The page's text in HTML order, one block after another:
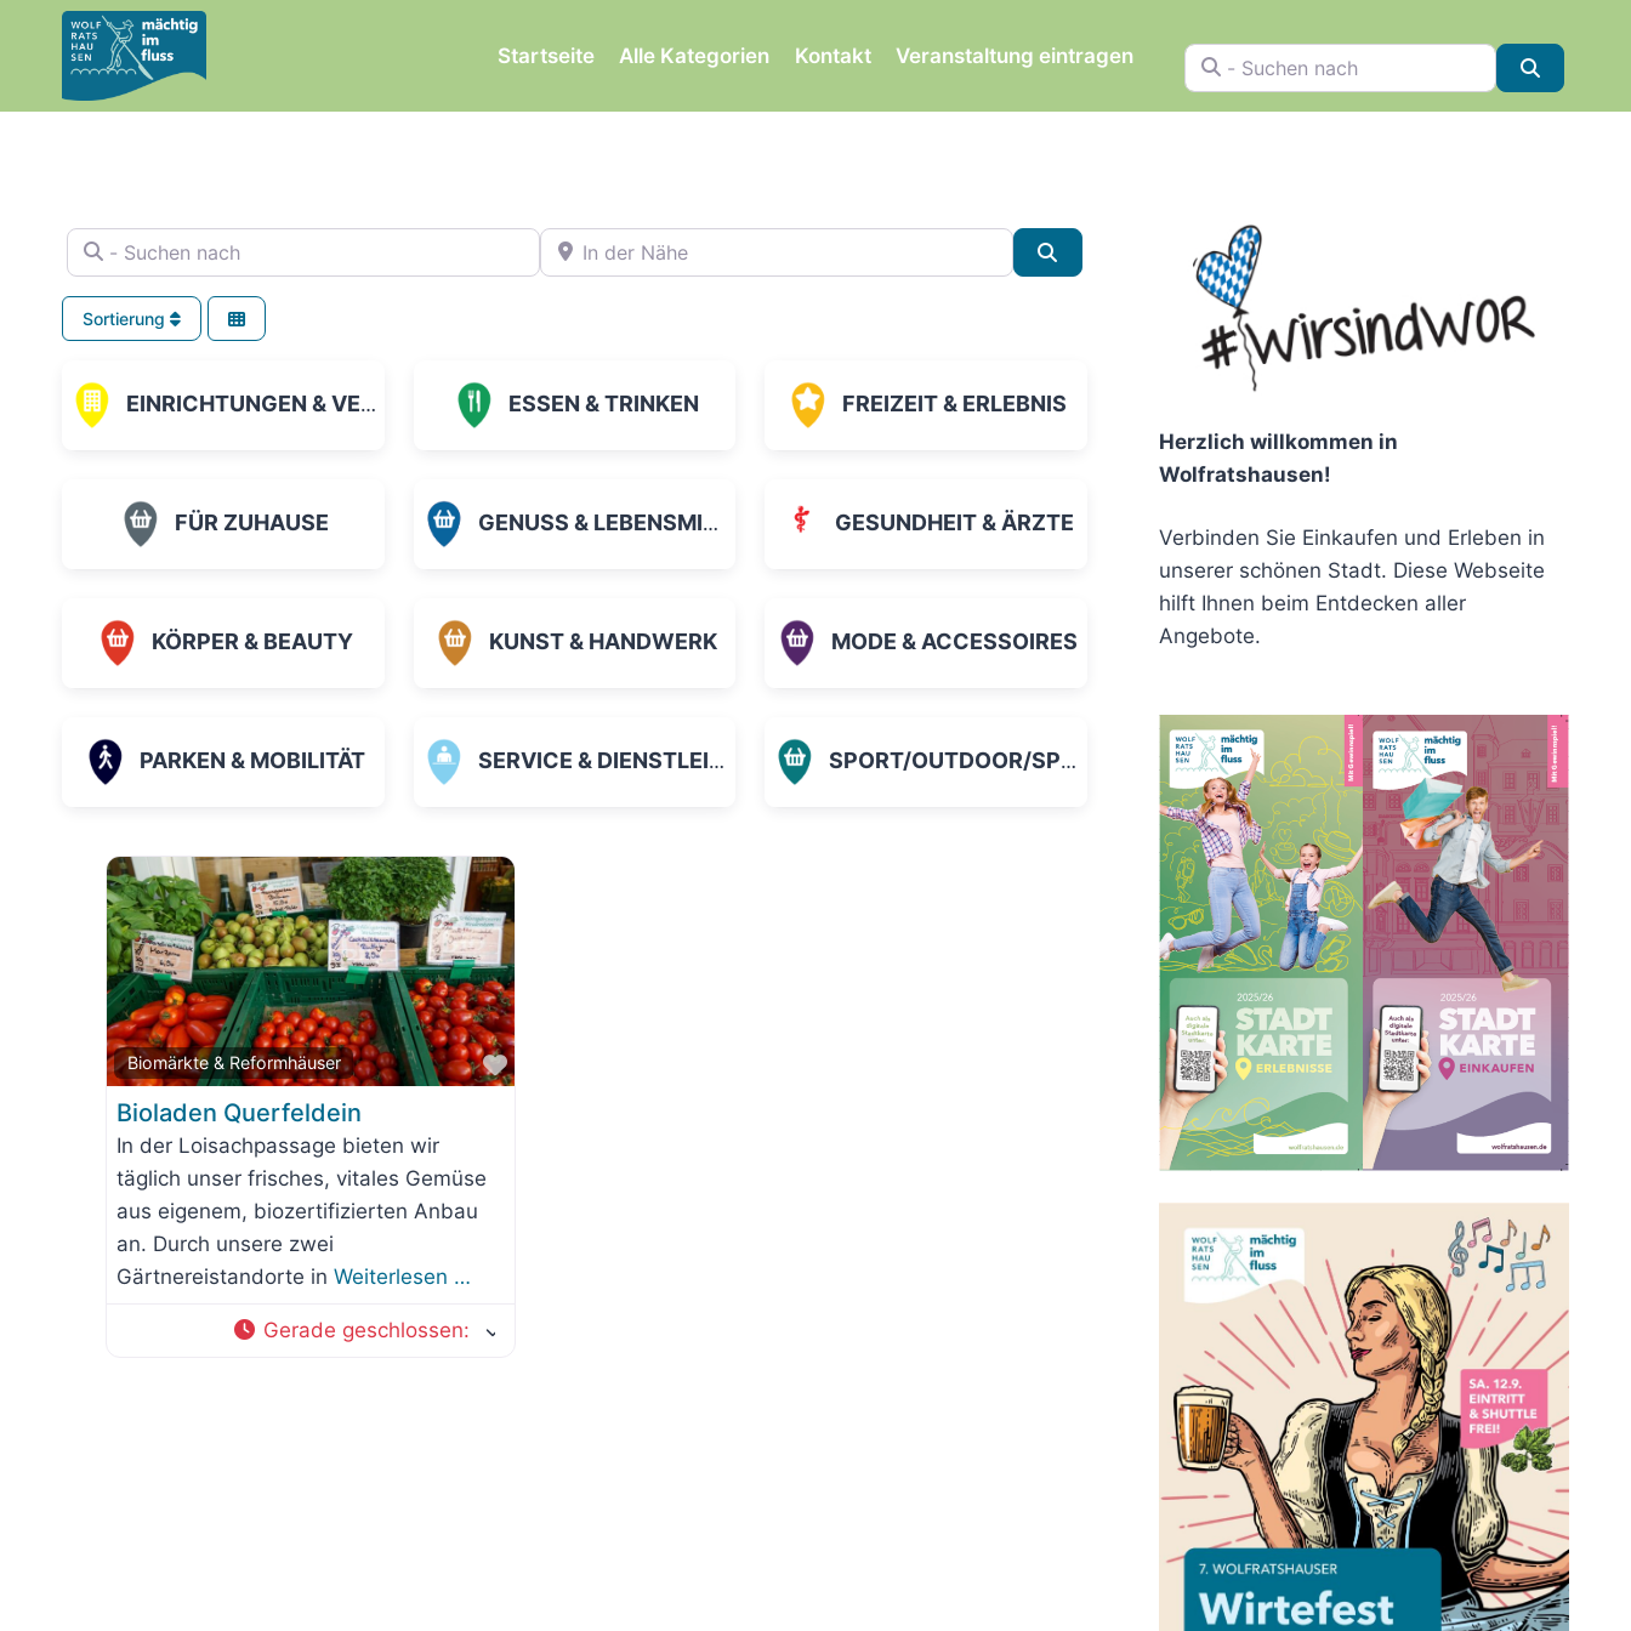
springen
Startseite Alle Kategorien Kontakt Veranstaltung eintragen - Suchen nach
- Suchen nach In der Nähe
Sortierung
EINRICHTUNGEN & VEREINE ESSEN & TRINKEN FREIZEIT & ERLEBNIS
FÜR ZUHAUSE GENUSS & LEBENSMITTEL GESUNDHEIT & ÄRZTE
KÖRPER & BEAUTY KUNST & HANDWERK MODE & ACCESSOIRES
PARKEN & MOBILITÄT SERVICE & DIENSTLEISTUNGEN SPORT/OUTDOOR/SPIELZEUG
Biomärkte & Reformhäuser
Favorit
Bioladen Querfeldein
In der Loisachpassage bieten wir
täglich unser frisches, vitales Gemüse
aus eigenem, biozertifizierten Anbau
an. Durch unsere zwei
Gärtnereistandorte in Weiterlesen …
Gerade geschlossen:
Herzlich willkommen in
Wolfratshausen!
Verbinden Sie Einkaufen und Erleben in
unserer schönen Stadt. Diese Webseite
hilft Ihnen beim Entdecken aller
Angebote.